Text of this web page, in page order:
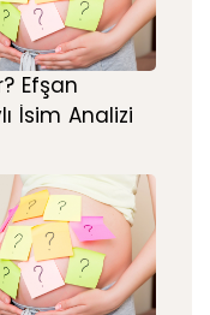
Efşan
İsim Analizi